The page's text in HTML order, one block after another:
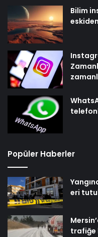
Bilim
Popüler Haberler
eri
trafiğe